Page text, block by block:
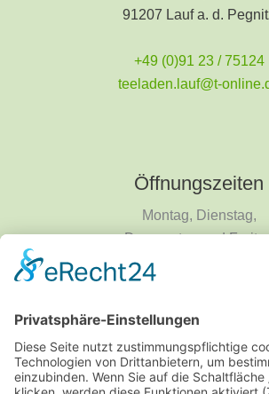
91207 Lauf a. d.
+49 (0)91 23 / 75124
teeladen.lauf@t-
Öffnungszeiten
Montag, Dienstag,
Donnerstag und
9 - 14 Uhr